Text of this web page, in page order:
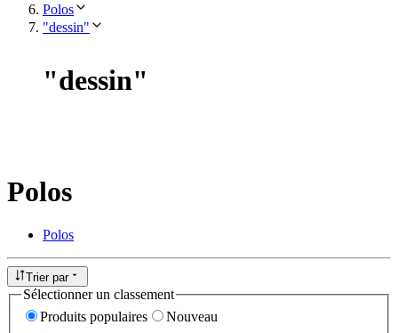
Polos
"dessin"
"dessin"
Polos
Polos
Trier par
Sélectionner un classement
Produits populaires
Nouveau